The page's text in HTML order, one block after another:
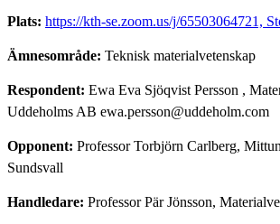
Plats: https://kth-se.zoom.us/j/65503064721,
Ämnesområde: Teknisk materialvetenskap
Respondent: Ewa Eva Sjöqvist Persson ,
Uddeholms AB ewa.persson@uddeholm.com
Opponent: Professor Torbjörn Carlberg,
Sundsvall
Handledare: Professor Pär Jönsson,